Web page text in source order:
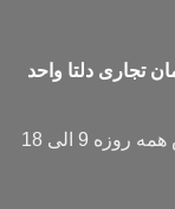
تجاری دلتا واحد